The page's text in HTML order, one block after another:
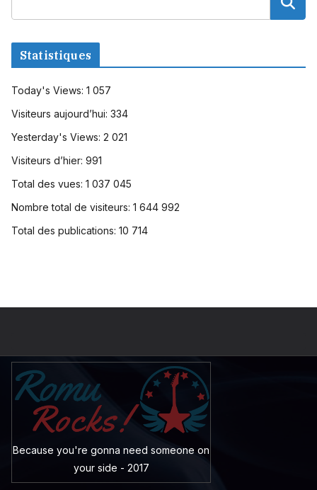
Statistiques
Today's Views: 1 057
Visiteurs aujourd’hui: 334
Yesterday's Views: 2 021
Visiteurs d’hier: 991
Total des vues: 1 037 045
Nombre total de visiteurs: 1 644 992
Total des publications: 10 714
Because you're gonna need someone on
your side - 2017